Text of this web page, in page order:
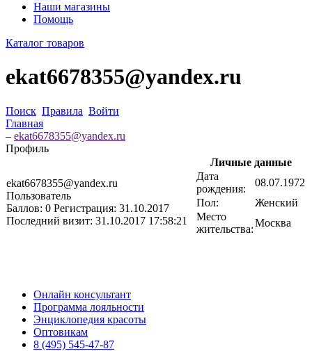
Наши магазины
Помощь
Каталог товаров
ekat6678355@yandex.ru
Поиск Правила Войти
Главная
– ekat6678355@yandex.ru
Профиль
ekat6678355@yandex.ru
Пользователь
Баллов: 0 Регистрация: 31.10.2017
Последний визит: 31.10.2017 17:58:21
Личные данные
Дата
рождения:
08.07.1972
Пол:
Женский
Место
жительства:
Москва
Онлайн консультант
Программа лояльности
Энциклопедия красоты
Оптовикам
8 (495) 545-47-87